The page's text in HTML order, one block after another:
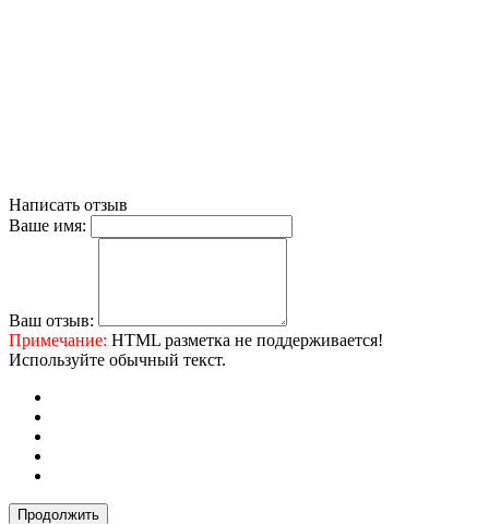
Написать отзыв
Ваше имя:
Ваш отзыв:
Примечание: HTML разметка не поддерживается!
Используйте обычный текст.
Продолжить